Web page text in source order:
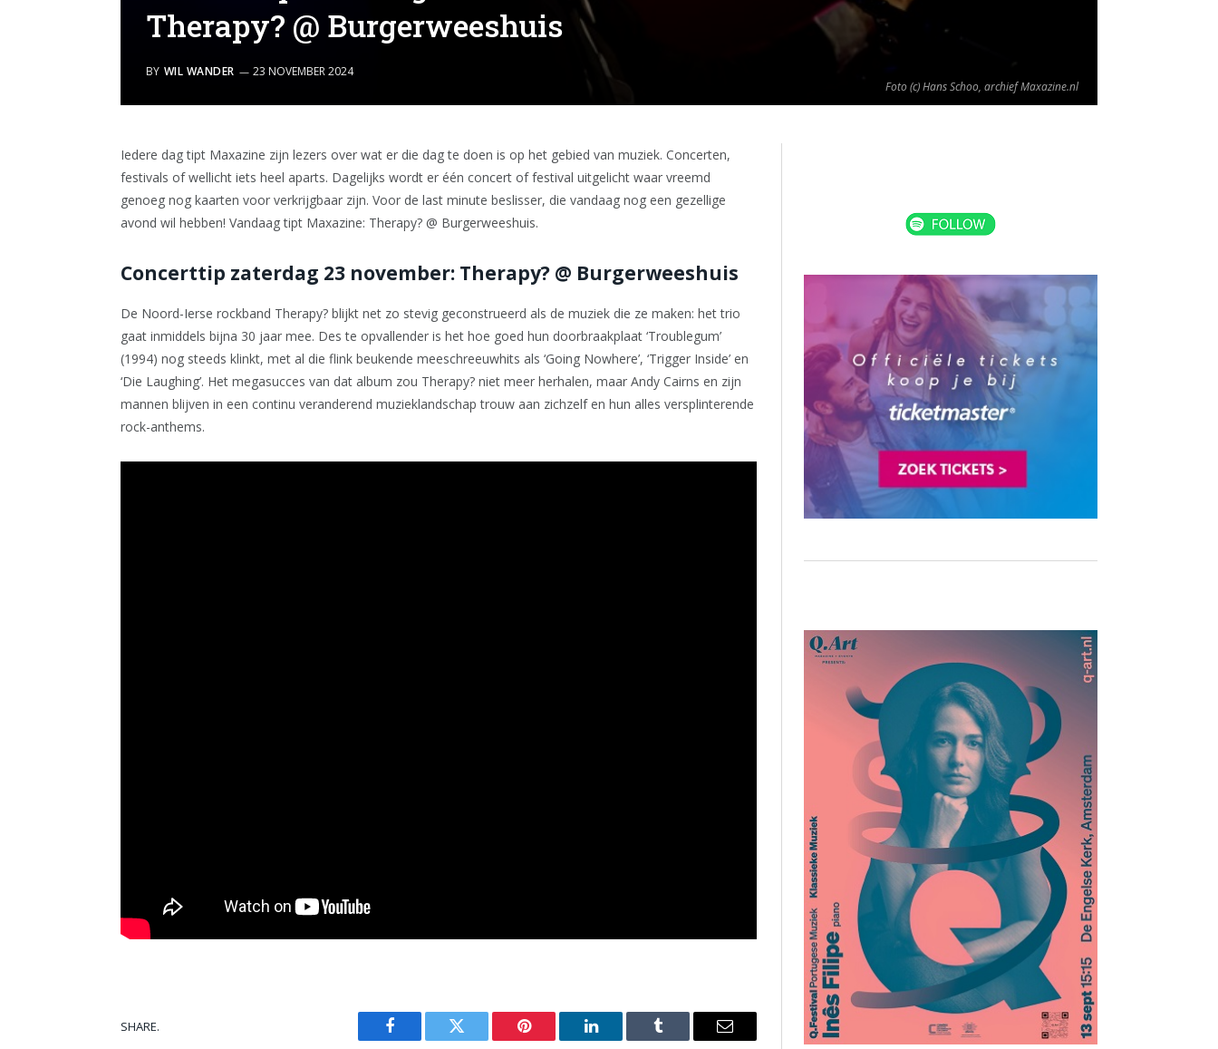
Foto (c) Hans Schoo, archief Maxazine.nl
Therapy? @ Burgerweeshuis
BY WIL WANDER 23 NOVEMBER 2024
Iedere dag tipt Maxazine zijn lezers over wat er die dag te doen is op het gebied van muziek. Concerten,
festivals of wellicht iets heel aparts. Dagelijks wordt er één concert of festival uitgelicht waar vreemd
genoeg nog kaarten voor verkrijgbaar zijn. Voor de last minute beslisser, die vandaag nog een gezellige
avond wil hebben! Vandaag tipt Maxazine: Therapy? @ Burgerweeshuis.
Concerttip zaterdag 23 november: Therapy? @ Burgerweeshuis
De Noord-Ierse rockband Therapy? blijkt net zo stevig geconstrueerd als de muziek die ze maken: het trio
gaat inmiddels bijna 30 jaar mee. Des te opvallender is het hoe goed hun doorbraakplaat ‘Troublegum’
(1994) nog steeds klinkt, met al die flink beukende meeschreeuwhits als ‘Going Nowhere’, ‘Trigger Inside’ en
‘Die Laughing’. Het megasucces van dat album zou Therapy? niet meer herhalen, maar Andy Cairns en zijn
mannen blijven in een continu veranderend muzieklandschap trouw aan zichzelf en hun alles versplinterende
rock-anthems.
SHARE.
Facebook Twitter Pinterest LinkedIn Tumblr Email